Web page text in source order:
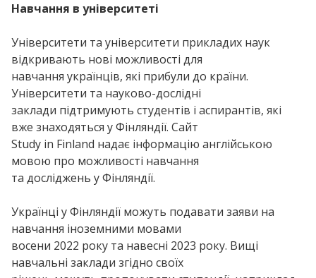
Навчання в університеті
Університети та університети прикладих наук
відкривають нові можливості для
навчання українців, які прибули до країни.
Університети та науково-дослідні
заклади підтримують студентів і аспирантів, які
вже знаходяться у Фінляндії. Сайт
Study in Finland надає інформацію англійською
мовою про можливості навчання
та досліджень у Фінляндії.
Українці у Фінляндії можуть подавати заяви на
навчання іноземними мовами
восени 2022 року та навесні 2023 року. Вищі
навчальні заклади згідно своїх